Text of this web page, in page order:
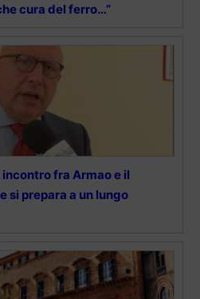
cura del ferro…”
fra Armao e il
si prepara a un lungo